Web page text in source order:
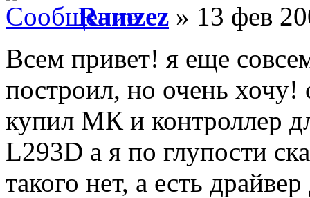
Ramzez » 13 фев
Всем привет! я еще
построил, но очень хочу!
купил МК и контроллер
L293D а я по глупости
такого нет, а есть